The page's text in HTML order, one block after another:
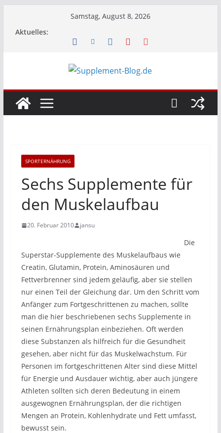
Samstag, August 8, 2026
Aktuelles:
SPORTERNÄHRUNG
Sechs Supplemente für
den Muskelaufbau
20. Februar 2010 jansu
Die
Superstar-Supplemente des Muskelaufbaus wie
Creatin, Glutamin, Protein, Aminosäuren und
Fettverbrenner sind jedem geläufig, aber sie stellen
nur einen Teil der Gleichung dar. Um den Schritt vom
Anfänger zum Fortgeschrittenen zu machen, sollte
man die hier beschriebenen sechs Supplemente in
seinen Ernährungsplan einbeziehen. Oft werden
diese Substanzen als hilfreich für die Gesundheit
gesehen, aber nicht für das Muskelwachstum. Für
Personen im fortgeschrittenen Alter sind diese Mittel
für Energie und Ausdauer wichtig, aber auch jüngere
Athleten sollten sich deren Bedeutung in einem
ausgewognen Ernährungsplan, der die richtigen
Mengen an Protein, Kohlenhydrate und Fett umfasst,
bewusst sein.